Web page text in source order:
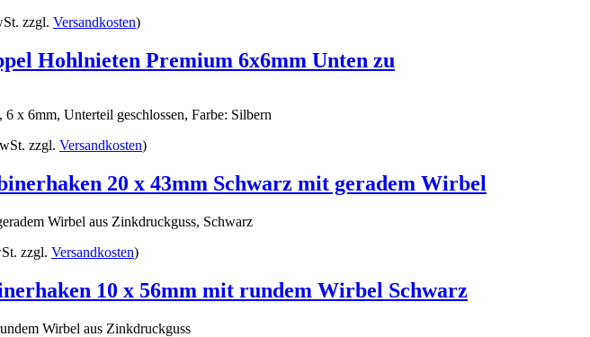
zzgl. Versandkosten)
Hohlnieten Premium 6x6mm Unten zu
x 6mm, Unterteil geschlossen, Farbe: Silbern
zzgl. Versandkosten)
20 x 43mm Schwarz mit geradem Wirbel
Wirbel aus Zinkdruckguss, Schwarz
zzgl. Versandkosten)
10 x 56mm mit rundem Wirbel Schwarz
Wirbel aus Zinkdruckguss